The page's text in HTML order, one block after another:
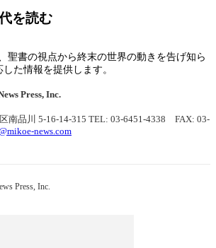
を読む
聖書の視点から終末の世界の動きを告げ知ら
た情報を提供します。
Press, Inc.
南品川 5-16-14-315 TEL: 03-6451-4338 FAX: 03-
news.com
Press, Inc.